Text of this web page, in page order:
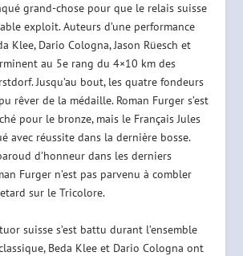
grand-chose pour que le relais suisse
exploit. Auteurs d’une performance
Klee, Dario Cologna, Jason Rüesch et
au 5e rang du 4×10 km des
Jusqu’au bout, les quatre fondeurs
rêver de la médaille. Roman Furger s’est
pour le bronze, mais le Français Jules
avec réussite dans la dernière bosse.
d’honneur dans les derniers
Furger n’est pas parvenu à combler
sur le Tricolore.
suisse s’est battu durant l’ensemble
Beda Klee et Dario Cologna ont